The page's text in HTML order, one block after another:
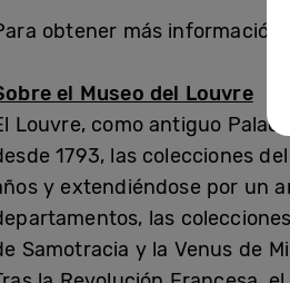
obtener más información
el Museo del Louvre
Louvre, como antiguo
1793, las colecciones
y extendiéndose por un
las
Samotracia y la Venus de